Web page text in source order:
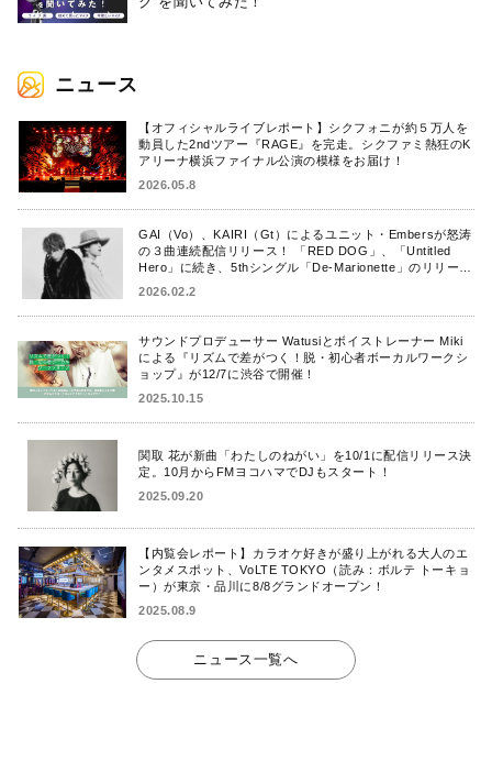
ニュース
【オフィシャルライブレポート】シクフォニが約５万人を
動員した2ndツアー『RAGE』を完走。シクファミ熱狂のK
アリーナ横浜ファイナル公演の模様をお届け！
2026.05.8
GAI（Vo）、KAIRI（Gt）によるユニット・Embersが怒涛
の３曲連続配信リリース！ 「RED DOG」、「Untitled
Hero」に続き、5thシングル「De-Marionette」のリリース
2026.02.2
サウンドプロデューサー Watusiとボイストレーナー Miki
による『リズムで差がつく！脱・初心者ボーカルワークシ
ョップ』が12/7に渋谷で開催！
2025.10.15
関取 花が新曲「わたしのねがい」を10/1に配信リリース決
定。10月からFMヨコハマでDJもスタート！
2025.09.20
【内覧会レポート】カラオケ好きが盛り上がれる大人のエ
ンタメスポット、VoLTE TOKYO（読み：ボルテ トーキョ
ー）が東京・品川に8/8グランドオープン！
2025.08.9
ニュース一覧へ